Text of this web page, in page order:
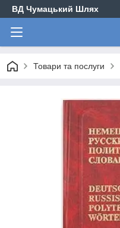
ВД Чумацький Шлях
Товари та послуги